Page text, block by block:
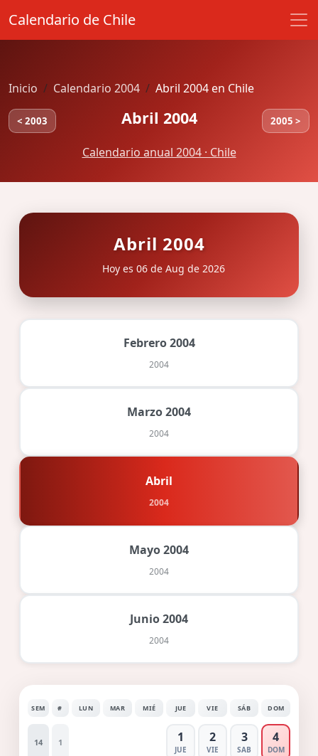
Calendario de Chile
Inicio Calendario 2004 Abril 2004 en Chile
< 2003 Abril 2004 2005 >
Calendario anual 2004 · Chile
Abril 2004
Hoy es 06 de Aug de 2026
Febrero 2004
2004
Marzo 2004
2004
Abril
2004
Mayo 2004
2004
Junio 2004
2004
SEM # LUN MAR MIÉ JUE VIE SÁB DOM
14 1 1
JUE
2
VIE
3
SAB
4
DOM